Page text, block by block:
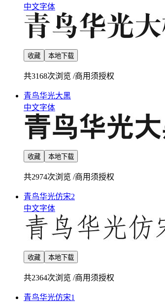
中文字体
收藏 本地下载
共3168次浏览 /商用须授权
青鸟华光大黑
中文字体
收藏 本地下载
共2974次浏览 /商用须授权
青鸟华光仿宋2
中文字体
收藏 本地下载
共2364次浏览 /商用须授权
青鸟华光仿宋1